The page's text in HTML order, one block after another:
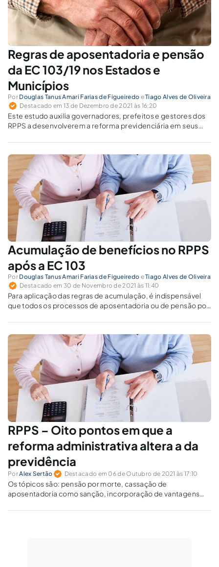
Regras de aposentadoria e pensão
da EC 103/19 nos Estados e
Municípios
Por Douglas Tanus Amari Farias de Figueiredo eTiago Alves de Oliveira
Destacado em 13 de Dezembro de 2021 às 16:20
Este estudo auxilia governadores, prefeitos e gestores dos
RPPS a desenvolverem a reforma previdenciária em seus
constitucional e legal.
Acumulação de benefícios no RPPS
após a EC 103
Por Douglas Tanus Amari Farias de Figueiredo eTiago Alves de Oliveira
Destacado em 30 de Novembro de 2021 às 11:40
Para aplicação das regras de acumulação, é indispensável
que todos os processos de aposentadoria ou de pensão por
existência de outro benefício percebido pelo interessado.
RPPS – Oito pontos em que a
reforma administrativa altera a da
previdência
PorAlex Sertão Destacado em 06 de Outubro de 2021 às 17:10
Os tópicos são: pensão por morte, cassação de
aposentadoria como sanção, incorporação de vantagens
aposentadoria compulsória, integralidade e paridade.